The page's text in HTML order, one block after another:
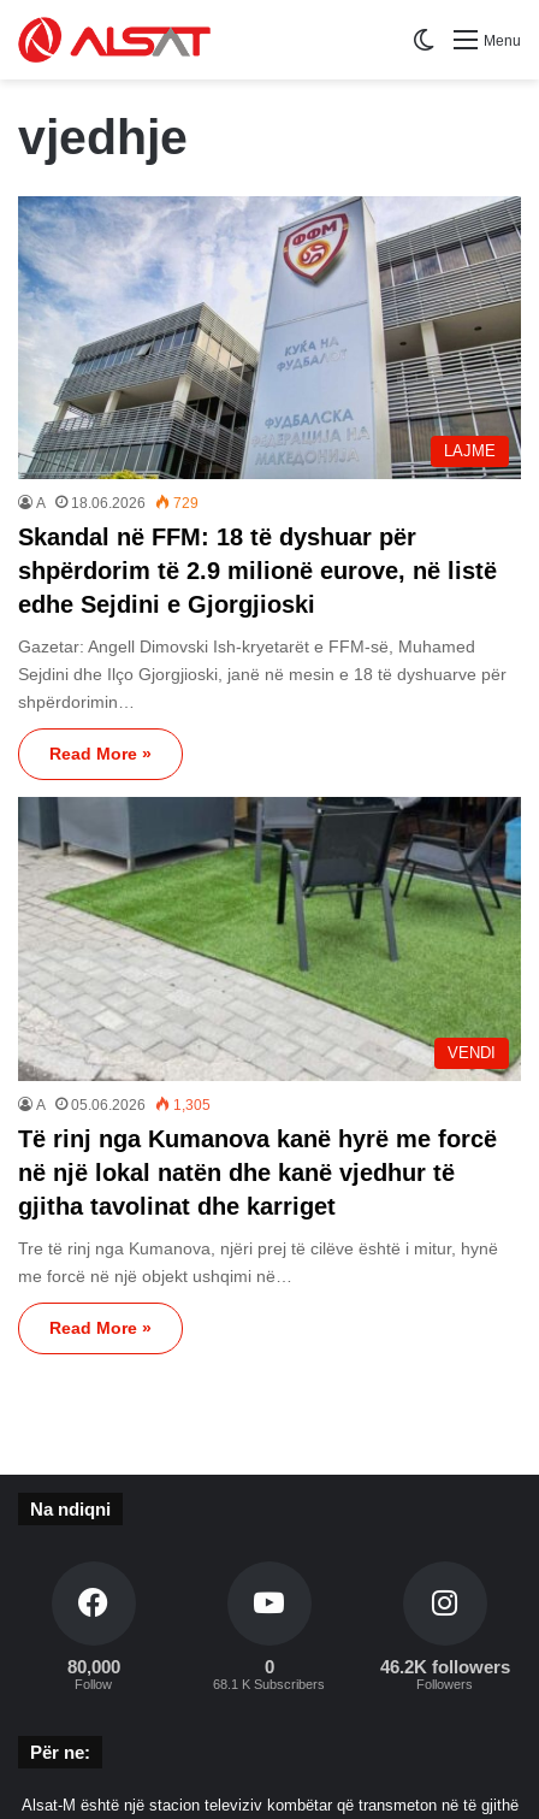
Menu
Switch skin
vjedhje
LAJME
A 18.06.2026 729
Skandal në FFM: 18 të dyshuar për
shpërdorim të 2.9 milionë eurove, në listë
edhe Sejdini e Gjorgjioski
Gazetar: Angell Dimovski Ish-kryetarët e FFM-së, Muhamed
Sejdini dhe Ilço Gjorgjioski, janë në mesin e 18 të dyshuarve për
shpërdorimin…
Read More »
VENDI
A 05.06.2026 1,305
Të rinj nga Kumanova kanë hyrë me forcë
në një lokal natën dhe kanë vjedhur të
gjitha tavolinat dhe karriget
Tre të rinj nga Kumanova, njëri prej të cilëve është i mitur, hynë
me forcë në një objekt ushqimi në…
Read More »
Na ndiqni
80,000
Follow
0
68.1 K Subscribers
46.2K followers
Followers
Për ne:
Alsat-M është një stacion televiziv kombëtar që transmeton në të gjithë